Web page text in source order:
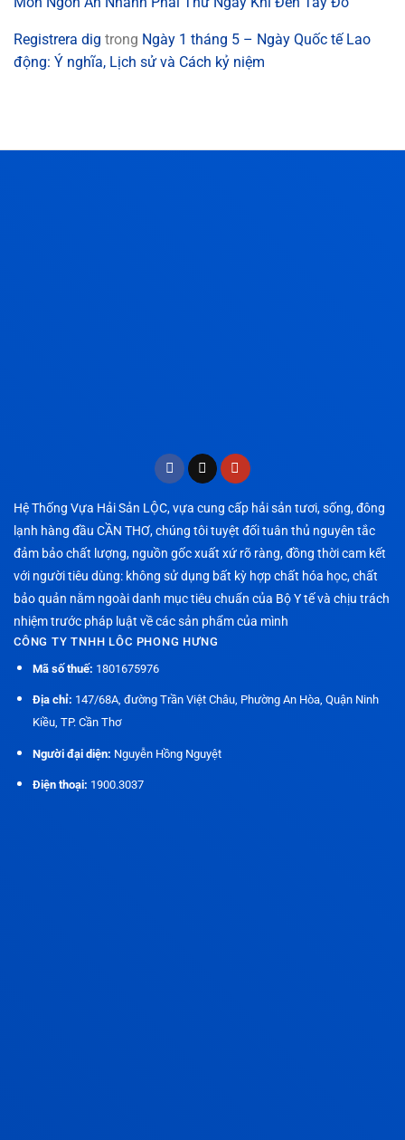
Registrera dig trong Ngày 1 tháng 5 – Ngày Quốc tế Lao
động: Ý nghĩa, Lịch sử và Cách kỷ niệm
Hệ Thống Vựa Hải Sản LỘC, vựa cung cấp hải sản tươi, sống, đông
lạnh hàng đầu CẦN THƠ, chúng tôi tuyệt đối tuân thủ nguyên tắc
đảm bảo chất lượng, nguồn gốc xuất xứ rõ ràng, đồng thời cam kết
với người tiêu dùng: không sử dụng bất kỳ hợp chất hóa học, chất
bảo quản nằm ngoài danh mục tiêu chuẩn của Bộ Y tế và chịu trách
nhiệm trước pháp luật về các sản phẩm của mình
CÔNG TY TNHH LÔC PHONG HƯNG
Mã số thuế: 1801675976
Địa chỉ: 147/68A, đường Trần Việt Châu, Phường An Hòa, Quận Ninh
Kiều, TP. Cần Thơ
Người đại diện: Nguyễn Hồng Nguyệt
Điện thoại: 1900.3037